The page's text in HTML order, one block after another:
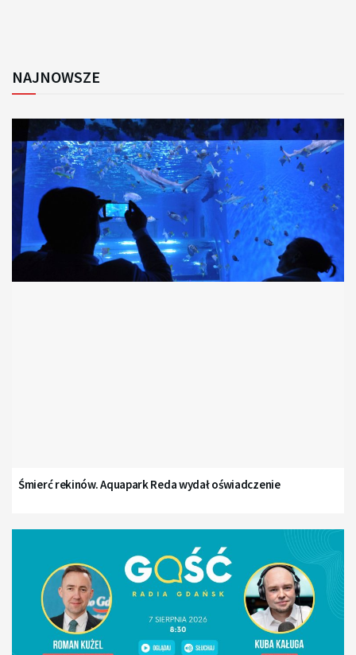
NAJNOWSZE
Śmierć rekinów. Aquapark Reda wydał oświadczenie